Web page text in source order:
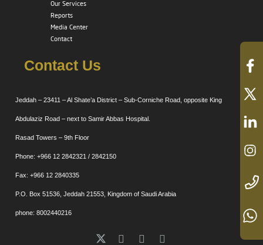
Our Services
Reports
Media Center
Contact
Contact Us
Jeddah – 23411 – Al Shate’a District – Sub-Corniche Road, opposite King
Abdulaziz Road – next to Samir Abbas Hospital.
Rasad Towers – 9th Floor
Phone: +966 12 2842321 / 2842150
Fax: +966 12 2840335
P.O. Box 51536, Jeddah 21553, Kingdom of Saudi Arabia
phone: 8002440216